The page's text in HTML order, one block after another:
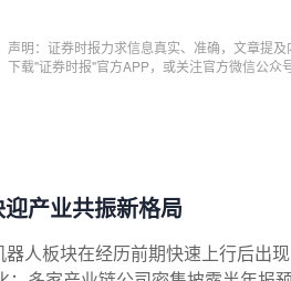
声明：证券时报力求信息真实、准确，文章提
下载"证券时报"官方APP，或关注官方微信公
产业共振新格局
人板块在经历前期快速上行后出